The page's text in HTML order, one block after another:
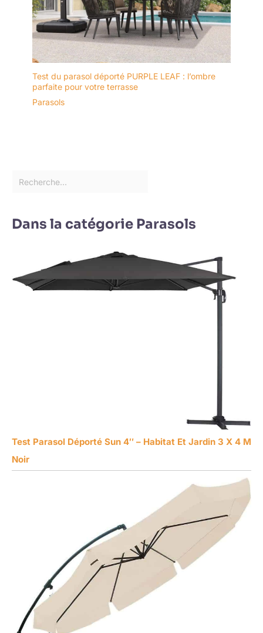
Test du parasol déporté PURPLE LEAF : l’ombre
parfaite pour votre terrasse
Parasols
Dans la catégorie Parasols
Test Parasol Déporté Sun 4″ – Habitat Et Jardin 3 X 4 M
Noir